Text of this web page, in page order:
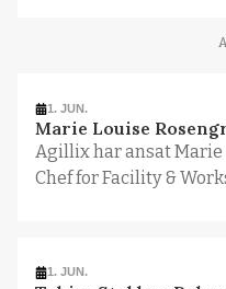
1. JUN.
Marie Louise
Agillix har ansat
Chef for Facility &
1. JUN.